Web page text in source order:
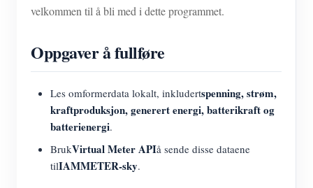
velkommen til å bli med i dette programmet.
Oppgaver å fullføre
Les omformerdata lokalt, inkludertspenning, strøm,
kraftproduksjon, generert energi, batterikraft og
batterienergi.
BrukVirtual Meter APIå sende disse dataene
tilIAMMETER-sky.